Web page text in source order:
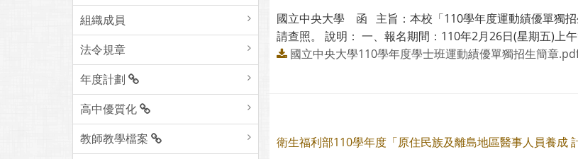
組織成員
法令規章
年度計劃
高中優質化
教師教學檔案
國立中央大學 函 主旨：本校「110學年度運動績優單獨招
請查照。 說明： 一、報名期間：110年2月26日(星期五)上
國立中央大學110學年度學士班運動績優單獨招生簡章
衛生福利部110學年度「原住民族及離島地區醫事人員養成